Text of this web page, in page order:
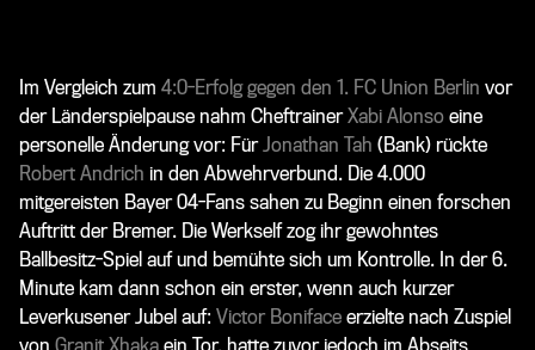
Im Vergleich zum 4:0-Erfolg gegen den 1. FC Union Berlin vor
der Länderspielpause nahm CheftrainerXabi Alonso eine
personelle Änderung vor: FürJonathan Tah (Bank) rückte
Robert Andrich in den Abwehrverbund. Die 4.000
mitgereisten Bayer 04-Fans sahen zu Beginn einen forschen
Auftritt der Bremer. Die Werkself zog ihr gewohntes
Ballbesitz-Spiel auf und bemühte sich um Kontrolle. In der 6.
Minute kam dann schon ein erster, wenn auch kurzer
Leverkusener Jubel auf: Victor Boniface erzielte nach Zuspiel